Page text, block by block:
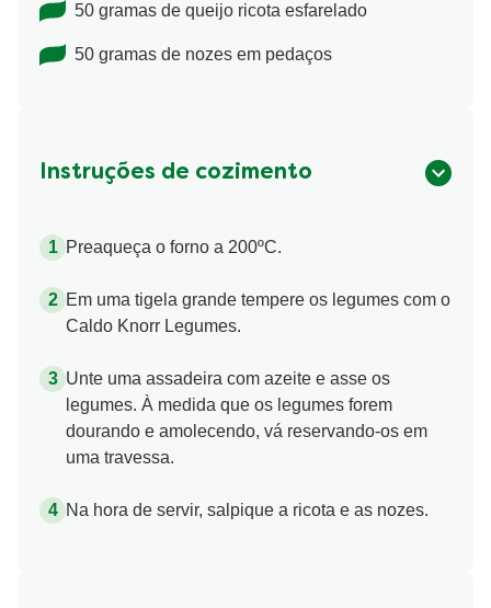
50 gramas de queijo ricota esfarelado
50 gramas de nozes em pedaços
Instruções de cozimento
Preaqueça o forno a 200ºC.
Em uma tigela grande tempere os legumes com o
Caldo Knorr Legumes.
Unte uma assadeira com azeite e asse os
legumes. À medida que os legumes forem
dourando e amolecendo, vá reservando-os em
uma travessa.
Na hora de servir, salpique a ricota e as nozes.